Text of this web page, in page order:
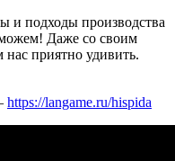
и подходы производства
Даже со своим
приятно удивить.
https://langame.ru/hispida